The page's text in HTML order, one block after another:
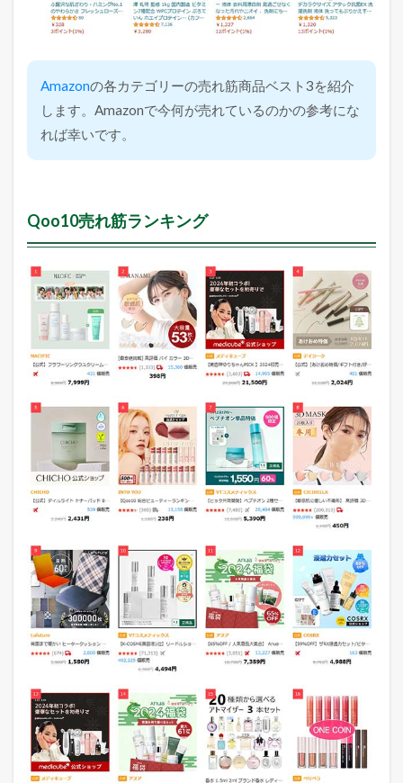
Amazonの各カテゴリーの売れ筋商品ベスト3を紹介
します。Amazonで今何が売れているのかの参考にな
れば幸いです。
Qoo10売れ筋ランキング